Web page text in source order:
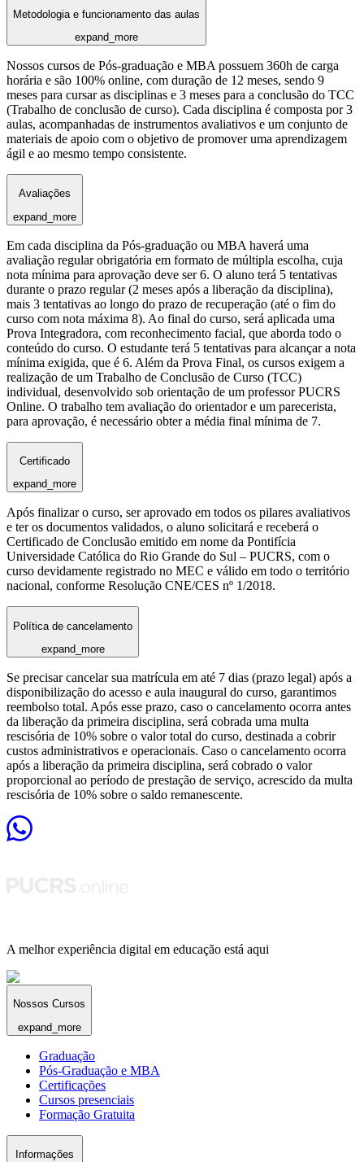
Metodologia e funcionamento das aulas
expand_more
Nossos cursos de Pós-graduação e MBA possuem 360h de carga
horária e são 100% online, com duração de 12 meses, sendo 9
meses para cursar as disciplinas e 3 meses para a conclusão do TCC
(Trabalho de conclusão de curso). Cada disciplina é composta por 3
aulas, acompanhadas de instrumentos avaliativos e um conjunto de
materiais de apoio com o objetivo de promover uma aprendizagem
ágil e ao mesmo tempo consistente.
Avaliações
expand_more
Em cada disciplina da Pós-graduação ou MBA haverá uma
avaliação regular obrigatória em formato de múltipla escolha, cuja
nota mínima para aprovação deve ser 6. O aluno terá 5 tentativas
durante o prazo regular (2 meses após a liberação da disciplina),
mais 3 tentativas ao longo do prazo de recuperação (até o fim do
curso com nota máxima 8). Ao final do curso, será aplicada uma
Prova Integradora, com reconhecimento facial, que aborda todo o
conteúdo do curso. O estudante terá 5 tentativas para alcançar a nota
mínima exigida, que é 6. Além da Prova Final, os cursos exigem a
realização de um Trabalho de Conclusão de Curso (TCC)
individual, desenvolvido sob orientação de um professor PUCRS
Online. O trabalho tem avaliação do orientador e um parecerista,
para aprovação, é necessário obter a média final mínima de 7.
Certificado
expand_more
Após finalizar o curso, ser aprovado em todos os pilares avaliativos
e ter os documentos validados, o aluno solicitará e receberá o
Certificado de Conclusão emitido em nome da Pontifícia
Universidade Católica do Rio Grande do Sul – PUCRS, com o
curso devidamente registrado no MEC e válido em todo o território
nacional, conforme Resolução CNE/CES nº 1/2018.
Política de cancelamento
expand_more
Se precisar cancelar sua matrícula em até 7 dias (prazo legal) após a
disponibilização do acesso e aula inaugural do curso, garantimos
reembolso total. Após esse prazo, caso o cancelamento ocorra antes
da liberação da primeira disciplina, será cobrada uma multa
rescisória de 10% sobre o valor total do curso, destinada a cobrir
custos administrativos e operacionais. Caso o cancelamento ocorra
após a liberação da primeira disciplina, será cobrado o valor
proporcional ao período de prestação de serviço, acrescido da multa
rescisória de 10% sobre o saldo remanescente.
A melhor experiência digital em educação está aqui
Nossos Cursos
expand_more
Graduação
Pós-Graduação e MBA
Certificações
Cursos presenciais
Formação Gratuita
Informações